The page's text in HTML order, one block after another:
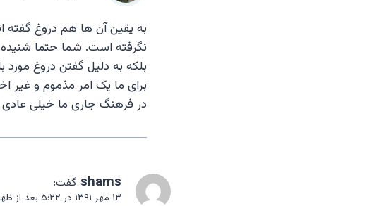
به یقین آن ها هم دروغ گفته
نگرفته است. شما حتما شنیده
بلکه به دلیل گفتن دروغ مورد
برای ما یک امر مذموم و
در فرهنگ جاری ما خیلی
shams گفت:
۱۳ مهر ۱۳۹۱ در ۵:۲۲ بعد از ظهر